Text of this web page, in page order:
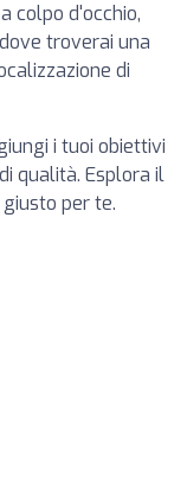
colpo d'occhio,
troverai una
di
i tuoi obiettivi
qualità. Esplora il
per te.